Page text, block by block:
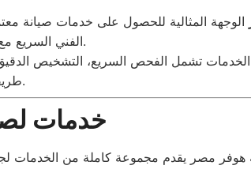
الوجهة المثالية للحصول على خدمات صيانة
الفني السريع مع استخدام قطع غيار أصلية لضمان أفضل أداء.
الخدمات تشمل الفحص السريع، التشخيص
طريقة التواصل وحجز مواعيد الصيانة.
خدمات